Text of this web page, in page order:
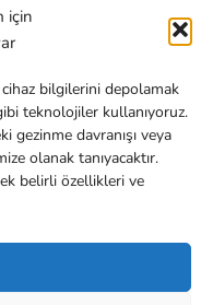
için
bilgilerini depolamak
teknolojiler kullanıyoruz.
gezinme davranışı veya
olanak tanıyacaktır.
belirli özellikleri ve